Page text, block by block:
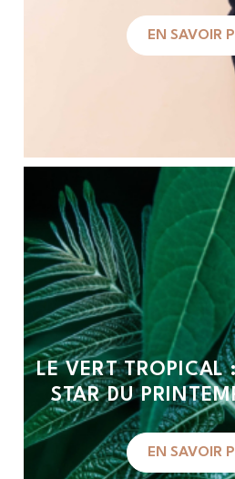
EN SAVOIR
LE VERT TROPICAL
STAR DU
EN SAVOIR